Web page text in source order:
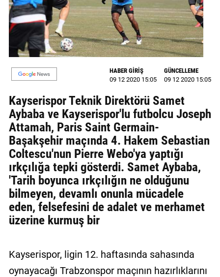
GALERİ
VİDEO
YAZARLAR
BİZE
Künye
İletişim
Gizlilik
Sözleşmesi
Kullanıcı
Sözleşmesi
HABER GİRİŞ
09 12 2020 15:05
GÜNCELLEME
09 12 2020 15:05
Kayserispor Teknik Direktörü Samet
Aybaba ve Kayserispor'lu futbolcu Joseph
Attamah, Paris Saint Germain-
Başakşehir maçında 4. Hakem Sebastian
Coltescu'nun Pierre Webo'ya yaptığı
ırkçılığa tepki gösterdi. Samet Aybaba,
'Tarih boyunca ırkçılığın ne olduğunu
bilmeyen, devamlı onunla mücadele
eden, felsefesini de adalet ve merhamet
üzerine kurmuş bir
Kayserispor, ligin 12. haftasında sahasında
oynayacağı Trabzonspor maçının hazırlıklarını